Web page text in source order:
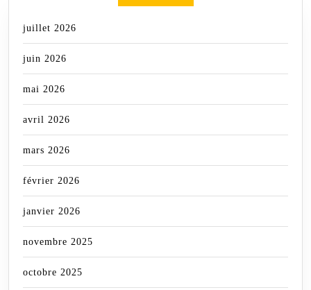
juillet 2026
juin 2026
mai 2026
avril 2026
mars 2026
février 2026
janvier 2026
novembre 2025
octobre 2025